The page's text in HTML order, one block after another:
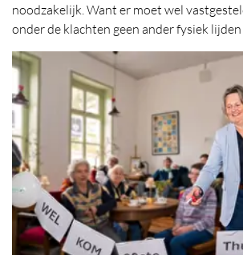
noodzakelijk. Want er moet wel
onder de klachten geen ander fysiek lijden